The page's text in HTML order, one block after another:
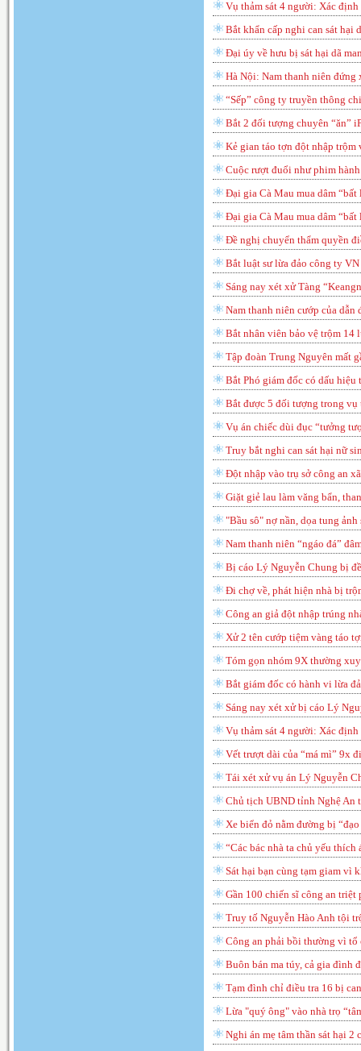
Vụ thảm sát 4 người: Xác
Bắt khẩn cấp nghi can sát hại
Đại úy về hưu bị sát hại dã
Hà Nội: Nam thanh niên
“Sếp” công ty truyền thông
Bắt 2 đối tượng chuyên “ăn”
Kẻ gian táo tợn đột nhập
Cuộc rượt đuổi như phim
Đại gia Cà Mau mua dâm
Đại gia Cà Mau mua dâm
Đề nghị chuyển thẩm quyền
Bắt luật sư lừa đảo công ty VN
Sáng nay xét xử Tàng
Nam thanh niên cướp của dẫn
Bắt nhân viên bảo vệ trộm 14
Tập đoàn Trung Nguyên mất
Bắt Phó giám đốc có dấu
Bắt được 5 đối tượng trong
Vụ án chiếc dùi đục “tưởng
Truy bắt nghi can sát hại nữ
Đột nhập vào trụ sở công an
Giặt giẻ lau làm văng bẩn,
"Bầu sô" nợ nần, dọa tung
Nam thanh niên “ngáo đá”
Bị cáo Lý Nguyễn Chung bị
Đi chợ về, phát hiện nhà bị
Công an giả đột nhập trúng
Xử 2 tên cướp tiệm vàng táo
Tóm gọn nhóm 9X thường
Bắt giám đốc có hành vi lừa
Sáng nay xét xử bị cáo Lý
Vụ thảm sát 4 người: Xác
Vết trượt dài của “má mì” 9x
Tái xét xử vụ án Lý Nguyễn
Chủ tịch UBND tỉnh Nghệ An
Xe biển đỏ nằm đường bị
“Các bác nhà ta chủ yếu
Sát hại bạn cùng tạm giam vì
Gần 100 chiến sĩ công an triệt
Truy tố Nguyễn Hào Anh tội
Công an phải bồi thường vì
Buôn bán ma túy, cả gia đình
Tạm đình chỉ điều tra 16 bị
Lừa "quý ông" vào nhà trọ
Nghi án mẹ tâm thần sát hại